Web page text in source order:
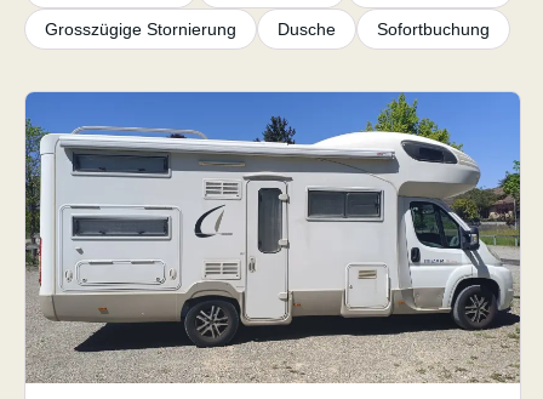
Grosszügige Stornierung Dusche Sofortbuchung